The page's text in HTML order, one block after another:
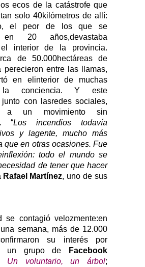
ecos de la catástrofe que
solo 40kilómetros de allí:
el peor de los que se
en 20 años,devastaba
el interior de la provincia.
de 50.000hectáreas de
perecieron entre las llamas,
en elinterior de muchas
la conciencia. Y este
junto con lasredes sociales,
a un movimiento sin
“Los incendios todavía
y lagente, mucho más
que en otras ocasiones. Fue
todo el mundo se
de tener que hacer
Rafael Martínez, uno de sus
se contagió velozmente:en
semana, más de 12.000
su interés por
un grupo de
Facebook
Un voluntario, un árbol;